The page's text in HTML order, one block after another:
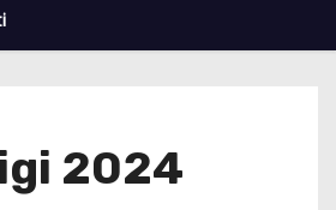
2024